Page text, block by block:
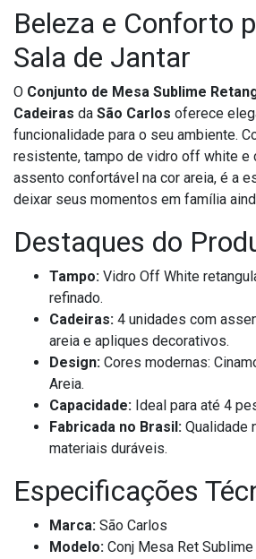
Beleza e Conforto
Sala de Jantar
O Conjunto de Mesa Sublime
Cadeiras da São Carlos oferece
funcionalidade para o seu ambiente.
resistente, tampo de vidro off white e
assento confortável na cor areia, é a
deixar seus momentos em família
Destaques do
Tampo: Vidro Off White
refinado.
Cadeiras: 4 unidades com
areia e apliques decorativos.
Design: Cores modernas:
Areia.
Capacidade: Ideal para até 4
Fabricada no Brasil: Qualidade
materiais duráveis.
Especificações
Marca: São Carlos
Modelo: Conj Mesa Ret